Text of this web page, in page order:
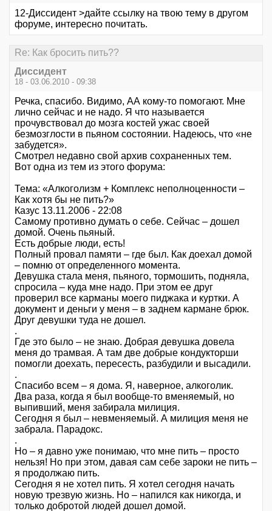
12-Диссидент >дайте ссылку на твою тему в другом
форуме, интересно почитать.
Re: Как бросить пить??
Диссидент
18 - 03.06.2010 - 09:38
Речка, спасибо. Видимо, АА кому-то помогают. Мне
лично сейчас и не надо. Я что называется
прочувствовал до мозга костей ужас своей
безмозглости в пьяном состоянии. Надеюсь, что «не
забудется».
Смотрел недавно свой архив сохраненных тем.
Вот одна из тем из этого форума:
Тема: «Алкоголизм + Комплекс неполноценности –
Как хотя бы не пить?»
Казус 13.11.2006 - 22:08
Самому противно думать о себе. Сейчас – дошел
домой. Очень пьяный.
Есть добрые люди, есть!
Полный провал памяти – где был. Как доехал домой
– помню от определенного момента.
Девушка стала меня, пьяного, тормошить, подняла,
спросила – куда мне надо. При этом ее друг
проверил все карманы моего пиджака и куртки. А
документ и деньги у меня – в заднем кармане брюк.
Друг девушки туда не дошел.
.
Где это было – не знаю. Добрая девушка довела
меня до трамвая. А там две добрые кондукторши
помогли доехать, пересесть, разбудили и высадили.
.
Спасибо всем – я дома. Я, наверное, алкоголик.
Два раза, когда я был вообще-то вменяемый, но
выпивший, меня забирала милиция.
Сегодня я был – невменяемый. А милиция меня не
забрала. Парадокс.
.
Но – я давно уже понимаю, что мне пить – просто
нельзя! Но при этом, давая сам себе зароки не пить –
я продолжаю пить.
Сегодня я не хотел пить. Я хотел сегодня начать
новую трезвую жизнь. Но – напился как никогда, и
только добротой людей дошел домой.